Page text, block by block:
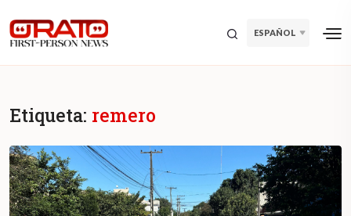
ESPAÑOL
Etiqueta: remero